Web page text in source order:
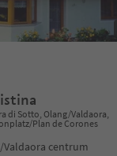
di Sotto, Olang/Valdaora,
Plan de Corones
Valdaora centrum